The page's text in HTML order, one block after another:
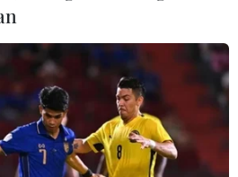
trí về sự cấp thiết củng